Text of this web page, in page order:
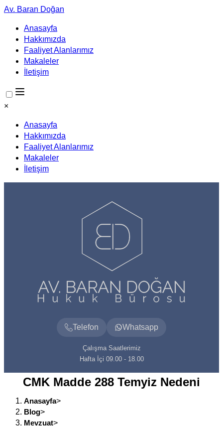
Av. Baran Doğan
Anasayfa
Hakkımızda
Faaliyet Alanlarımız
Makaleler
İletişim
×
Anasayfa
Hakkımızda
Faaliyet Alanlarımız
Makaleler
İletişim
Telefon Whatsapp
Çalışma Saatlerimiz
Hafta İçi 09.00 - 18.00
CMK Madde 288 Temyiz Nedeni
Anasayfa>
Blog>
Mevzuat>